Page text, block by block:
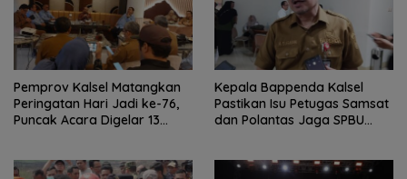
Pemprov Kalsel Matangkan
Peringatan Hari Jadi ke-76,
Puncak Acara Digelar 13
Kepala Bappenda Kalsel
Pastikan Isu Petugas Samsat
dan Polantas Jaga SPBU